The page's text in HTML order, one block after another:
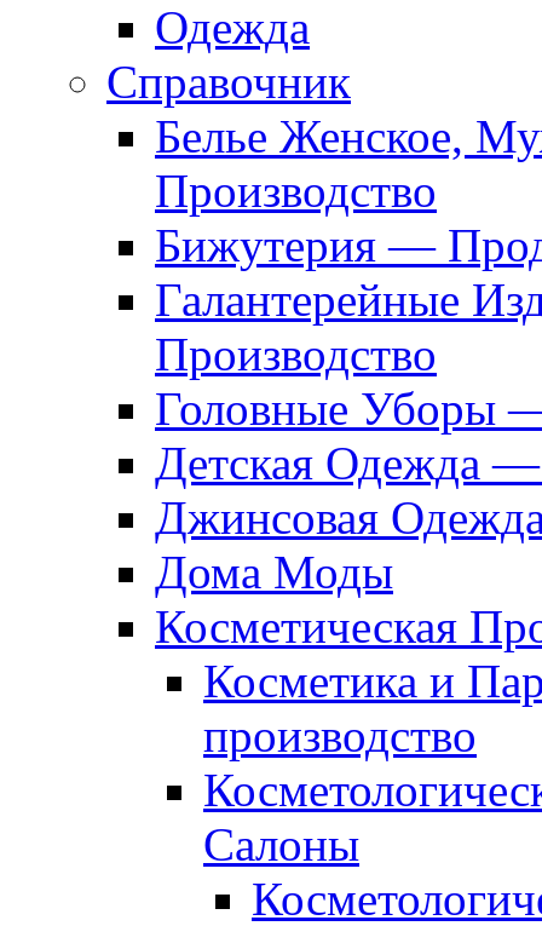
Одежда
Справочник
Белье Женское,
Производство
Бижутерия —
Галантерейные
Производство
Головные Уборы
Детская Одежда
Джинсовая
Дома Моды
Косметическая
Косметика и
производство
Салоны